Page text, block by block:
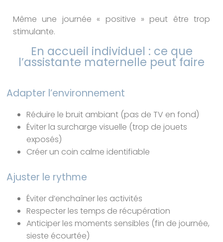
Même une journée « positive » peut être trop
stimulante.
En accueil individuel : ce que
l’assistante maternelle peut faire
Adapter l’environnement
Réduire le bruit ambiant (pas de TV en fond)
Éviter la surcharge visuelle (trop de jouets
exposés)
Créer un coin calme identifiable
Ajuster le rythme
Éviter d’enchaîner les activités
Respecter les temps de récupération
Anticiper les moments sensibles (fin de journée,
sieste écourtée)